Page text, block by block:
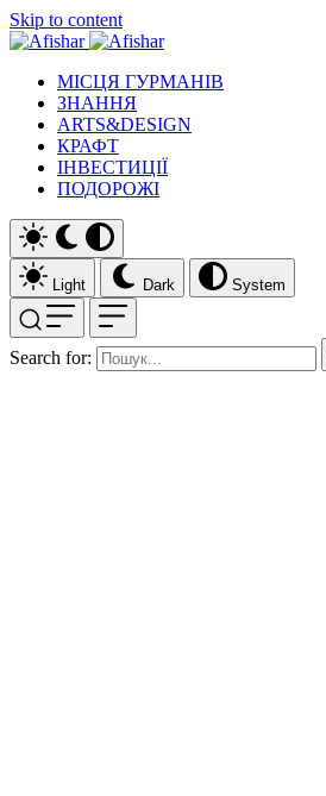
Skip to content
МІСЦЯ ГУРМАНІВ
ЗНАННЯ
ARTS&DESIGN
КРАФТ
ІНВЕСТИЦІЇ
ПОДОРОЖІ
Light Dark System
Search for: